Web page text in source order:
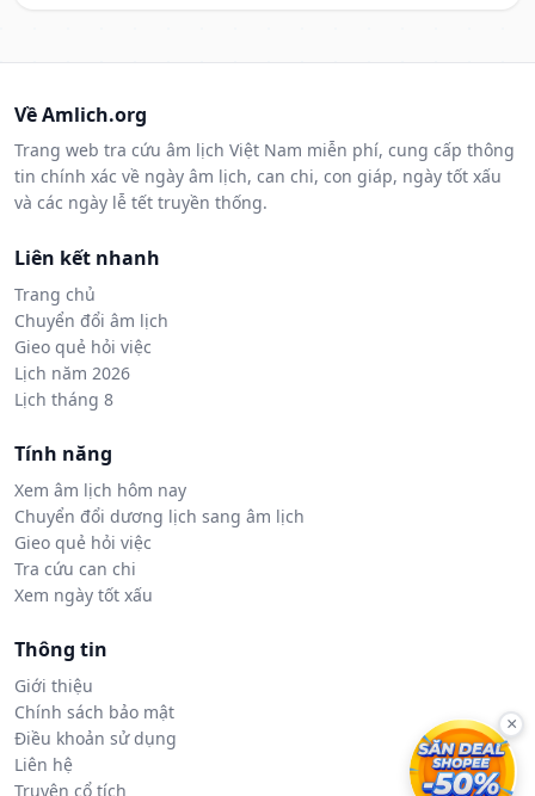
Về Amlich.org
Trang web tra cứu âm lịch Việt Nam miễn phí, cung cấp thông
tin chính xác về ngày âm lịch, can chi, con giáp, ngày tốt xấu
và các ngày lễ tết truyền thống.
Liên kết nhanh
Trang chủ
Chuyển đổi âm lịch
Gieo quẻ hỏi việc
Lịch năm 2026
Lịch tháng 8
Tính năng
Xem âm lịch hôm nay
Chuyển đổi dương lịch sang âm lịch
Gieo quẻ hỏi việc
Tra cứu can chi
Xem ngày tốt xấu
Thông tin
Giới thiệu
Chính sách bảo mật
Điều khoản sử dụng
Liên hệ
Truyện cổ tích
×